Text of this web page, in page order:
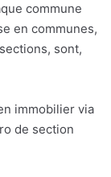
commune
en communes,
sont,
immobilier via
de section